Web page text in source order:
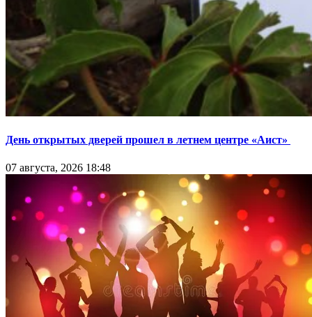
День открытых дверей прошел в летнем центре «Аист»
07 августа, 2026 18:48